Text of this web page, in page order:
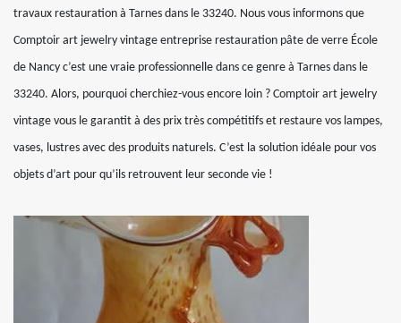
travaux restauration à Tarnes dans le 33240. Nous vous informons que
Comptoir art jewelry vintage entreprise restauration pâte de verre École
de Nancy c’est une vraie professionnelle dans ce genre à Tarnes dans le
33240. Alors, pourquoi cherchiez-vous encore loin ? Comptoir art jewelry
vintage vous le garantit à des prix très compétitifs et restaure vos lampes,
vases, lustres avec des produits naturels. C’est la solution idéale pour vos
objets d’art pour qu’ils retrouvent leur seconde vie !